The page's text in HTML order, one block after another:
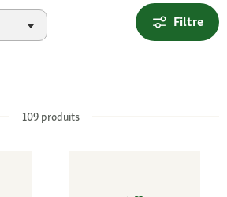
Filtre
109produits